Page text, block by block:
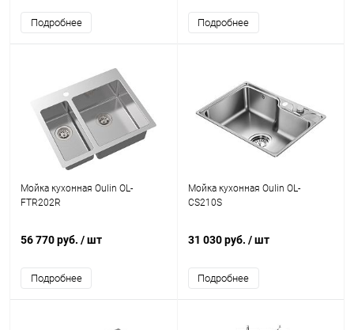
Подробнее Подробнее
Мойка кухонная Oulin OL-
FTR202R
56 770 руб. / шт
Подробнее
Мойка кухонная Oulin OL-
CS210S
31 030 руб. / шт
Подробнее